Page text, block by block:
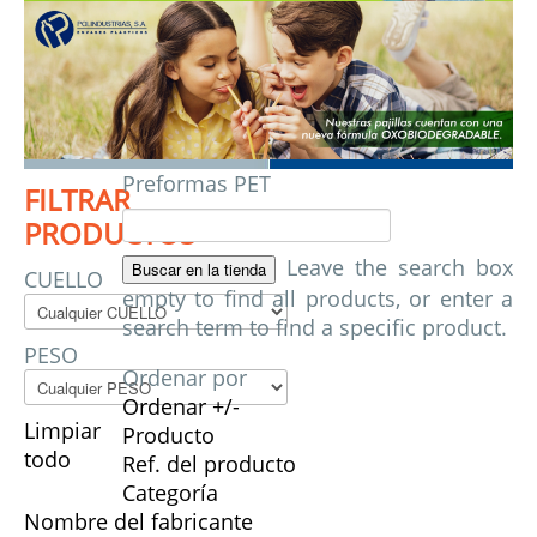
FILTRAR
PRODUCTOS
CUELLO
PESO
Limpiar
todo
Preformas PET
Leave the search box
empty to find all products, or enter a
search term to find a specific product.
Ordenar por
Ordenar +/-
Producto
Ref. del producto
Categoría
Nombre del fabricante